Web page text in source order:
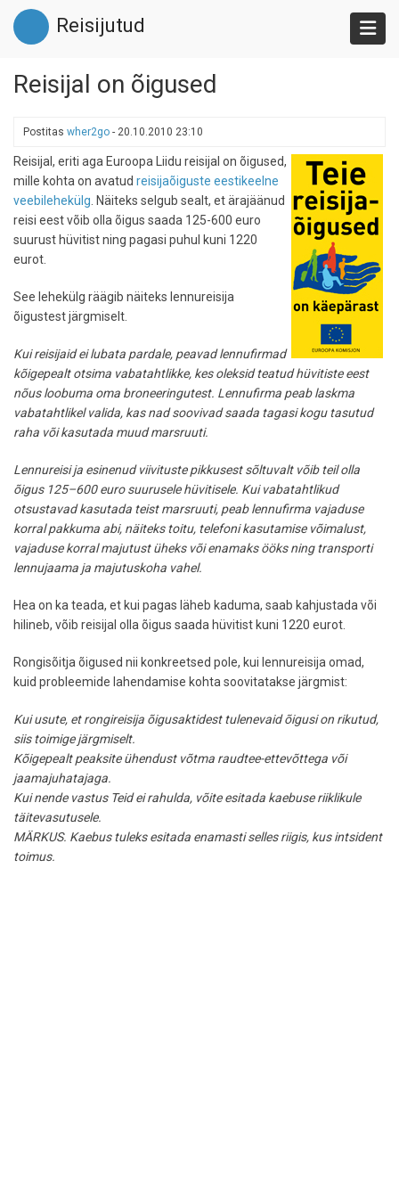
Liigu
edasi
põhisisu
Reisijutud
Reisijal on õigused
Postitas wher2go - 20.10.2010 23:10
Reisijal, eriti aga Euroopa Liidu reisijal on õigused,
mille kohta on avatud reisijaõiguste eestikeelne
veebilehekülg . Näiteks selgub sealt, et ärajäänud
reisi eest võib olla õigus saada 125-600 euro
suurust hüvitist ning pagasi puhul kuni 1220
eurot.
See lehekülg räägib näiteks lennureisija
õigustest järgmiselt.
Kui reisijaid ei lubata pardale, peavad lennufirmad
kõigepealt otsima vabatahtlikke, kes oleksid teatud hüvitiste eest
nõus loobuma oma broneeringutest. Lennufirma peab laskma
vabatahtlikel valida, kas nad soovivad saada tagasi kogu tasutud
raha või kasutada muud marsruuti.
Lennureisi ja esinenud viivituste pikkusest sõltuvalt võib teil olla
õigus 125–600 euro suurusele hüvitisele. Kui vabatahtlikud
otsustavad kasutada teist marsruuti, peab lennufirma vajaduse
korral pakkuma abi, näiteks toitu, telefoni kasutamise võimalust,
vajaduse korral majutust üheks või enamaks ööks ning transporti
lennujaama ja majutuskoha vahel.
Hea on ka teada, et kui pagas läheb kaduma, saab kahjustada või
hilineb, võib reisijal olla õigus saada hüvitist kuni 1220 eurot.
Rongisõitja õigused nii konkreetsed pole, kui lennureisija omad,
kuid probleemide lahendamise kohta soovitatakse järgmist:
Kui usute, et rongireisija õigusaktidest tulenevaid õigusi on rikutud,
siis toimige järgmiselt.
Kõigepealt peaksite ühendust võtma raudtee-ettevõttega või
jaamajuhatajaga.
Kui nende vastus Teid ei rahulda, võite esitada kaebuse riiklikule
täitevasutusele.
MÄRKUS. Kaebus tuleks esitada enamasti selles riigis, kus intsident
toimus.